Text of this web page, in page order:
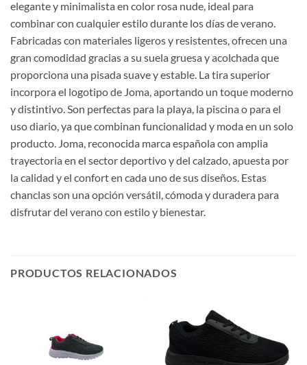
elegante y minimalista en color rosa nude, ideal para
combinar con cualquier estilo durante los días de verano.
Fabricadas con materiales ligeros y resistentes, ofrecen una
gran comodidad gracias a su suela gruesa y acolchada que
proporciona una pisada suave y estable. La tira superior
incorpora el logotipo de Joma, aportando un toque moderno
y distintivo. Son perfectas para la playa, la piscina o para el
uso diario, ya que combinan funcionalidad y moda en un solo
producto. Joma, reconocida marca española con amplia
trayectoria en el sector deportivo y del calzado, apuesta por
la calidad y el confort en cada uno de sus diseños. Estas
chanclas son una opción versátil, cómoda y duradera para
disfrutar del verano con estilo y bienestar.
PRODUCTOS RELACIONADOS